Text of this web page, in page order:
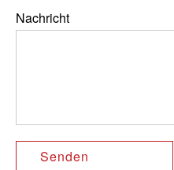
Nachricht